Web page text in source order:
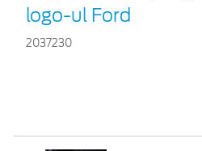
logo-ul Ford
2037230